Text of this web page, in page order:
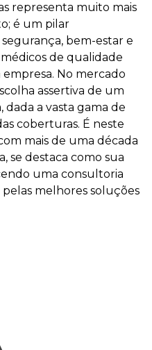
representa muito mais
é um pilar
bem-estar e
de qualidade
empresa. No mercado
assertiva de um
dada a vasta gama de
coberturas. É neste
mais de uma década
se destaca como sua
uma consultoria
melhores soluções